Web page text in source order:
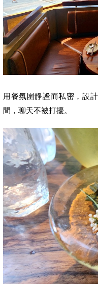
用餐氛圍靜謐而私密， 設
間，聊天不被打擾。